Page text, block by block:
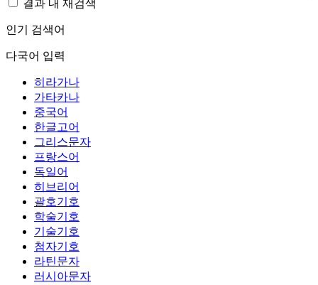
결과 내 재검색
인기 검색어
다국어 입력
히라가나
가타카나
중국어
한글고어
그리스문자
프랑스어
독일어
히브리어
괄호기호
학술기호
기술기호
첨자기호
라틴문자
러시아문자